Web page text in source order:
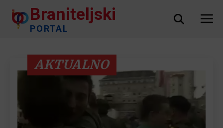
Braniteljski
PORTAL
AKTUALNO